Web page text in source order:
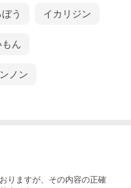
。
う イカリジン
ん
ノン
りますが、その内容の正確